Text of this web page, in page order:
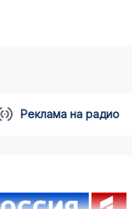
Реклама на радио